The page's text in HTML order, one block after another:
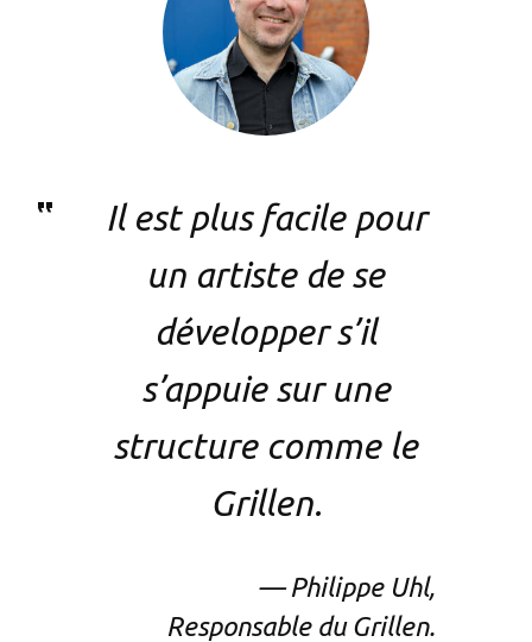
Il est plus facile pour
un artiste de se
développer s’il
s’appuie sur une
structure comme le
Grillen.
— Philippe Uhl,
Responsable du Grillen.